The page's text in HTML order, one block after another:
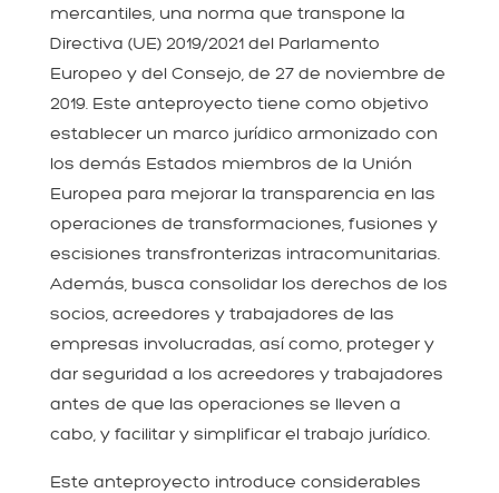
mercantiles, una norma que transpone la
Directiva (UE) 2019/2021 del Parlamento
Europeo y del Consejo, de 27 de noviembre de
2019. Este anteproyecto tiene como objetivo
establecer un marco jurídico armonizado con
los demás Estados miembros de la Unión
Europea para mejorar la transparencia en las
operaciones de transformaciones, fusiones y
escisiones transfronterizas intracomunitarias.
Además, busca consolidar los derechos de los
socios, acreedores y trabajadores de las
empresas involucradas, así como, proteger y
dar seguridad a los acreedores y trabajadores
antes de que las operaciones se lleven a
cabo, y facilitar y simplificar el trabajo jurídico.
Este anteproyecto introduce considerables